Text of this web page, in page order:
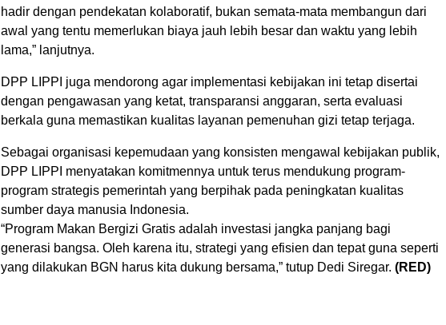
hadir dengan pendekatan kolaboratif, bukan semata-mata membangun dari
awal yang tentu memerlukan biaya jauh lebih besar dan waktu yang lebih
lama,” lanjutnya.
DPP LIPPI juga mendorong agar implementasi kebijakan ini tetap disertai
dengan pengawasan yang ketat, transparansi anggaran, serta evaluasi
berkala guna memastikan kualitas layanan pemenuhan gizi tetap terjaga.
Sebagai organisasi kepemudaan yang konsisten mengawal kebijakan publik,
DPP LIPPI menyatakan komitmennya untuk terus mendukung program-
program strategis pemerintah yang berpihak pada peningkatan kualitas
sumber daya manusia Indonesia.
“Program Makan Bergizi Gratis adalah investasi jangka panjang bagi
generasi bangsa. Oleh karena itu, strategi yang efisien dan tepat guna seperti
yang dilakukan BGN harus kita dukung bersama,” tutup Dedi Siregar. (RED)